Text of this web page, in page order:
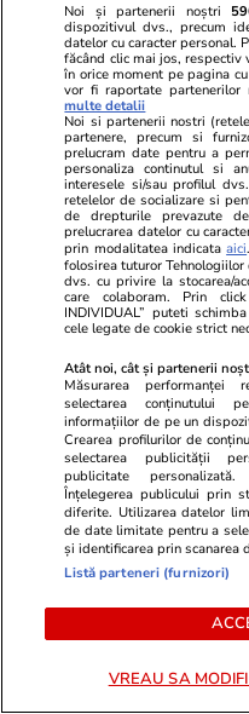
GSP.RO
Celebrul luptător
tulburătoare: „Mi-
familia! Nu vreau
meu, băutura i-a
PARTENERI
Noi și partenerii noștri
dispozitivul dvs., precum
datelor cu caracter personal.
făcând clic mai jos,
în orice moment pe pagina
vor fi raportate
multe detalii
Noi si partenerii nostri
partenere, precum si
prelucram date pentru a
personaliza continutul si
interesele si/sau profilul
retelelor de socializare si
de drepturile prevazute
prelucrarea datelor cu
prin modalitatea indicataaici
folosirea tuturor
dvs. cu privire la stocarea/
care colaboram. Prin
INDIVIDUAL” puteti
cele legate de cookie strict
Atât noi, cât și partenerii
Măsurarea performanței
selectarea conținutului
informațiilor de pe un
Crearea profilurilor de
selectarea publicității
publicitate
Înțelegerea publicului prin
diferite. Utilizarea datelor
de date limitate pentru a
și identificarea prin scanarea
Listă parteneri (furnizori)
VREAU SA